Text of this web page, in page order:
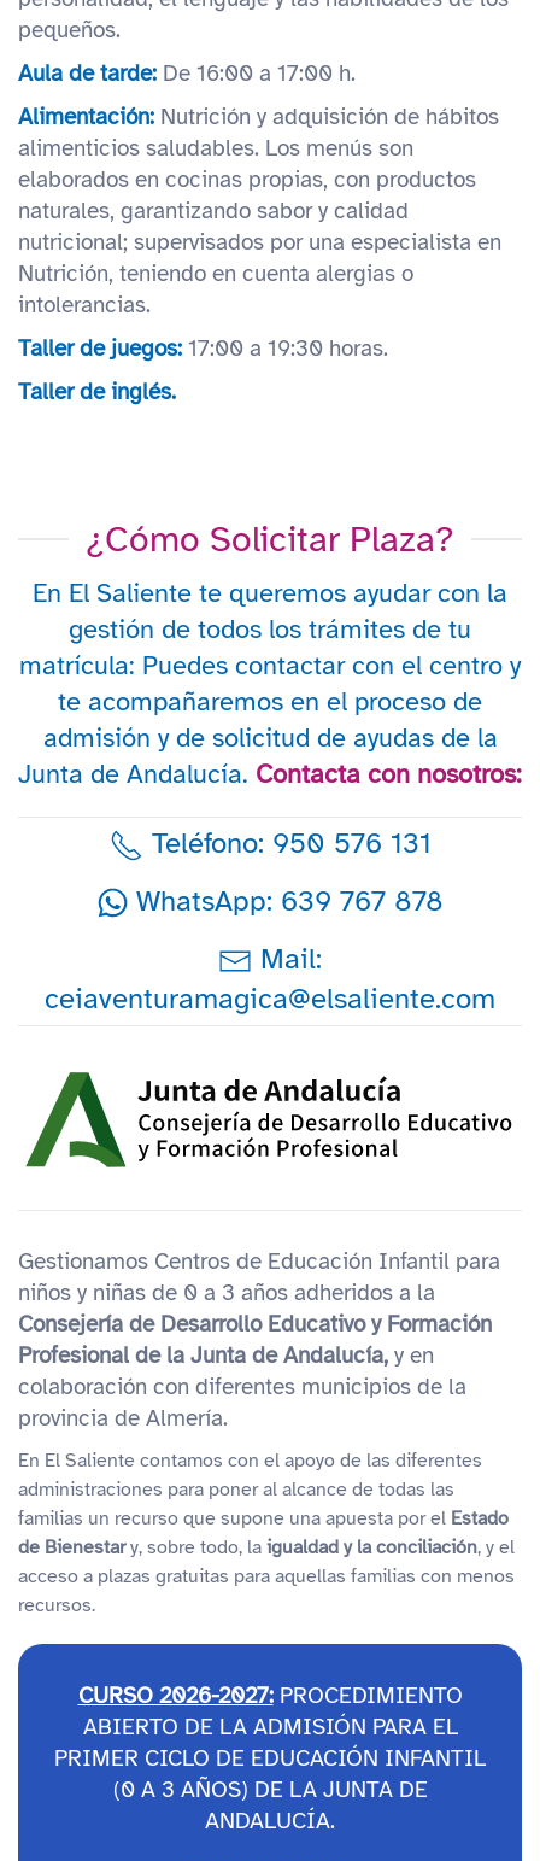
pequeños.
Aula de tarde: De 16:00 a 17:00 h.
Alimentación: Nutrición y adquisición de hábitos
alimenticios saludables. Los menús son
elaborados en cocinas propias, con productos
naturales, garantizando sabor y calidad
nutricional; supervisados por una especialista en
Nutrición, teniendo en cuenta alergias o
intolerancias.
Taller de juegos: 17:00 a 19:30 horas.
Taller de inglés.
¿Cómo Solicitar Plaza?
En El Saliente te queremos ayudar con la
gestión de todos los trámites de tu
matrícula: Puedes contactar con el centro y
te acompañaremos en el proceso de
admisión y de solicitud de ayudas de la
Junta de Andalucía. Contacta con nosotros:
Teléfono: 950 576 131
WhatsApp: 639 767 878
Mail:
ceiaventuramagica@elsaliente.com
Gestionamos Centros de Educación Infantil para
niños y niñas de 0 a 3 años adheridos a la
Consejería de Desarrollo Educativo y Formación
Profesional de la Junta de Andalucía, y en
colaboración con diferentes municipios de la
provincia de Almería.
En El Saliente contamos con el apoyo de las diferentes
administraciones para poner al alcance de todas las
familias un recurso que supone una apuesta por el Estado
de Bienestary, sobre todo, la igualdad y la conciliación, y el
acceso a plazas gratuitas para aquellas familias con menos
recursos.
CURSO 2026-2027:PROCEDIMIENTO
ABIERTO DE LA ADMISIÓN PARA EL
PRIMER CICLO DE EDUCACIÓN INFANTIL
(0 A 3 AÑOS) DE LA JUNTA DE
ANDALUCÍA.